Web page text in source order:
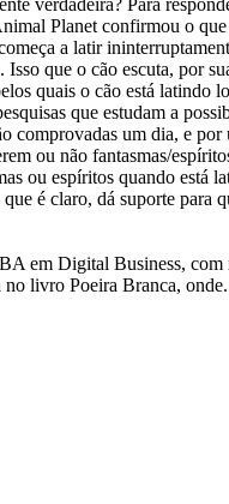
Planet confirmou o
a latir
que o cão escuta, por
quais o cão está
que estudam a
um dia, e
ou não fantasmas/
ou espíritos quando
é claro, dá suporte para
em Digital Business,
no livro Poeira Branca,